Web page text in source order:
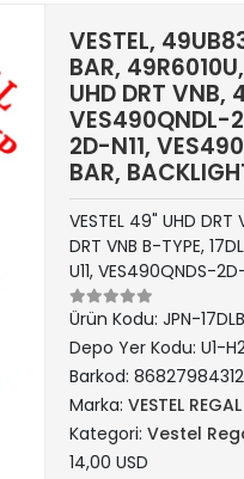
VESTEL,
BAR,
UHD DRT VNB,
VES490QNDL-
2D-N11,
BAR,
VESTEL 49" UHD DRT
DRT VNB B-TYPE,
U11, VES490QNDS-
Ürün Kodu: JPN-
Depo Yer Kodu: U1-
Barkod:
Marka: VESTEL
Kategori: Vestel
14,00 USD